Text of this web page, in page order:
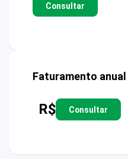
Consultar
Faturamento anual
R$ Consultar